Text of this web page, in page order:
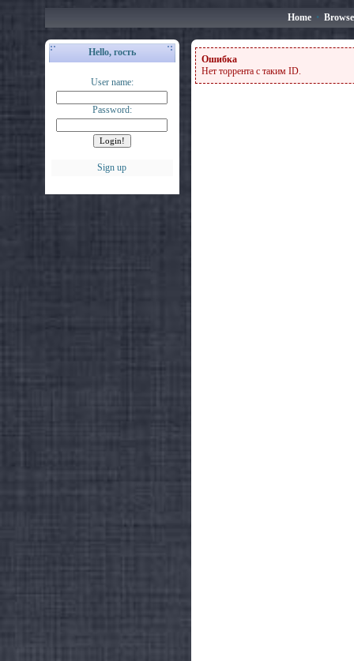
Home • Browse
Hello, гость
User name:
Password:
Sign up
Ошибка
Нет торрента с таким ID.